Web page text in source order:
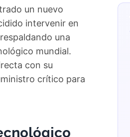
un nuevo
intervenir en
una
mundial.
con su
crítico para